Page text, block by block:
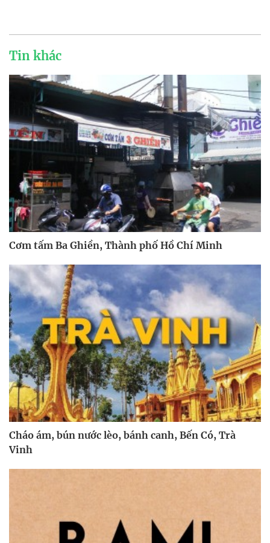
Tin khác
Cơm tấm Ba Ghiền, Thành phố Hồ Chí Minh
Cháo ám, bún nước lèo, bánh canh, Bến Có, Trà
Vinh